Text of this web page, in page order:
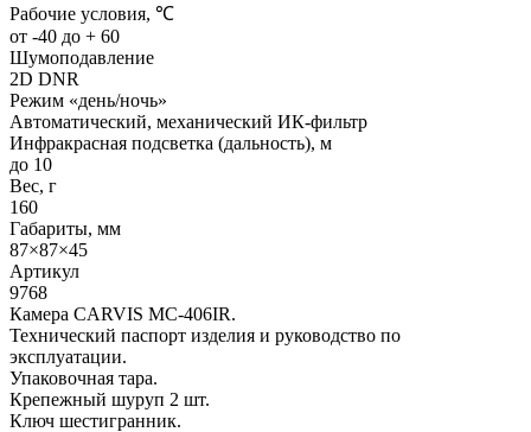
Рабочие условия, ℃
от -40 до + 60
Шумоподавление
2D DNR
Режим «день/ночь»
Автоматический, механический ИК-фильтр
Инфракрасная подсветка (дальность), м
до 10
Вес, г
160
Габариты, мм
87×87×45
Артикул
9768
Камера CARVIS MC-406IR.
Технический паспорт изделия и руководство по
эксплуатации.
Упаковочная тара.
Крепежный шуруп 2 шт.
Ключ шестигранник.